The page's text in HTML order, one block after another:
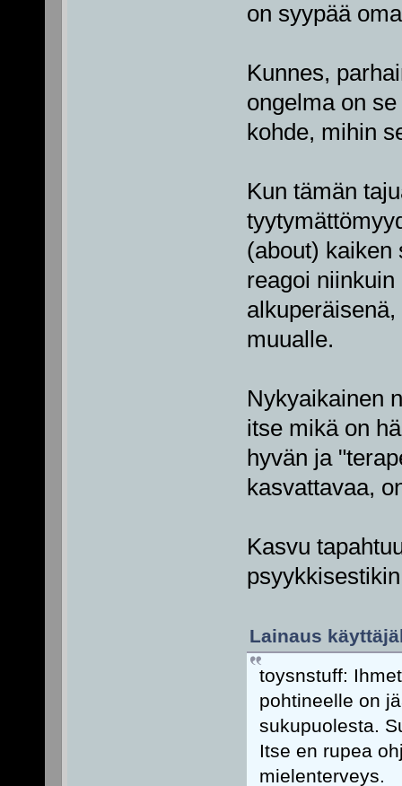
on syypää
Kunnes,
ongelma on
kohde, mihin
Kun tämän
(about) kaiken
reagoi
muualle.
Nykyaikainen
itse mikä on
hyvän ja
kasvattavaa,
Kasvu
Lainaus
toysnstuff:
pohtineelle on
sukupuolesta.
Itse en rupea
mielenterveys.